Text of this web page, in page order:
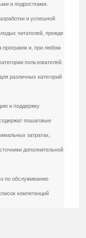
и подростками.
и успешной
читателей, прежде
программ и, при любом
пользователей.
различных категорий
и поддержку
пошаговые
затратах,
дополнительной
по обслуживанию
компетенций